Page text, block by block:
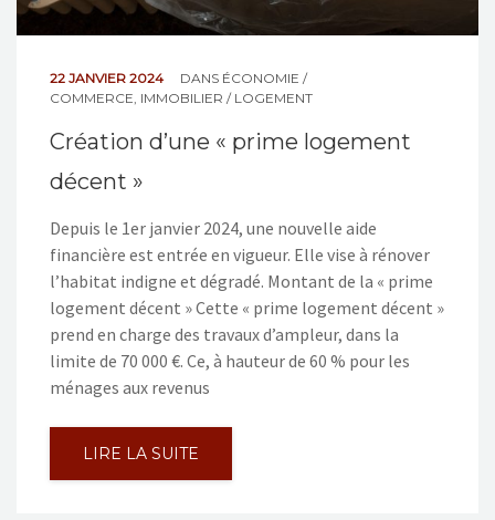
22 JANVIER 2024 DANS ÉCONOMIE /
COMMERCE IMMOBILIER / LOGEMENT
Création d’une « prime logement
décent »
Depuis le 1er janvier 2024, une nouvelle aide
financière est entrée en vigueur. Elle vise à rénover
l’habitat indigne et dégradé. Montant de la « prime
logement décent » Cette « prime logement décent »
prend en charge des travaux d’ampleur, dans la
limite de 70 000 €. Ce, à hauteur de 60 % pour les
ménages aux revenus
LIRE LA SUITE